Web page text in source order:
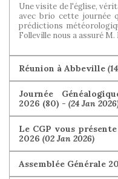
Une visite de l'église,
avec brio cette journée
prédictions
Folleville nous a assuré
Réunion à Abbeville
Journée
2026 (80) - (24 Jan
Le CGP vous
2026 (02 Jan 2026)
Assemblée Générale